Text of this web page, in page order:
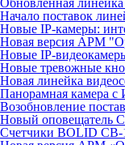
Обновленная
Начало поставок
Новые IP-камеры:
Новая версия АРМ
Новые IP-
Новые тревожные
Новая линейка
Панорамная камера с
Возобновление
Новый оповещатель
Счетчики BOLID СВ-